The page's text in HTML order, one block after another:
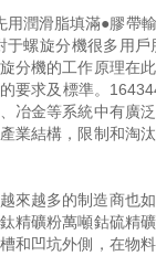
潤滑脂填滿●膠帶
螺旋分機很多用
機的工作原理在
要求及標準。
冶金等系統中有廣
業結構，限制和淘
來越多的制造商也
精礦粉萬噸鈷硫精
凹坑外側，在物